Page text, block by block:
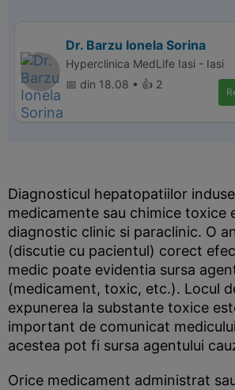
Dr. Barzu Ionela Sorina
Hyperclinica MedLife Iasi - Iasi
📅 din 18.08 • 👍 2
Diagnosticul hepatopatiilor
medicamente sau chimice toxice
diagnostic clinic si paraclinic. O
(discutie cu pacientul) corect
medic poate evidentia sursa
(medicament, toxic, etc.). Locul
expunerea la substante toxice
important de comunicat
acestea pot fi sursa agentului
Orice medicament administrat